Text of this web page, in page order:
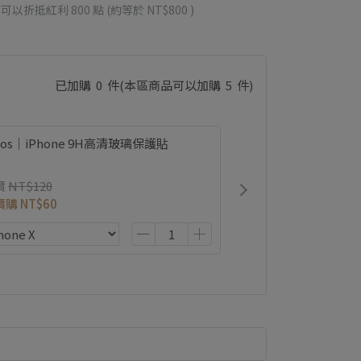
以折抵紅利 800 點 (約等於 NT$800 )
已加購 0 件(本區商品可以加購 5 件)
｜iPhone 9H高清玻璃保護貼
NT$120
購 NT$60